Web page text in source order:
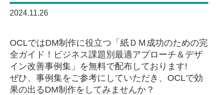
2024.11.26
OCLではDM制作に役立つ「紙ＤＭ成功のための完
全ガイド！ビジネス課題別最適アプローチ＆デザ
イン改善事例集」を無料で配布しております!
ぜひ、事例集をご参考にしていただき、OCLで効
果の出るDM制作をしてみませんか？